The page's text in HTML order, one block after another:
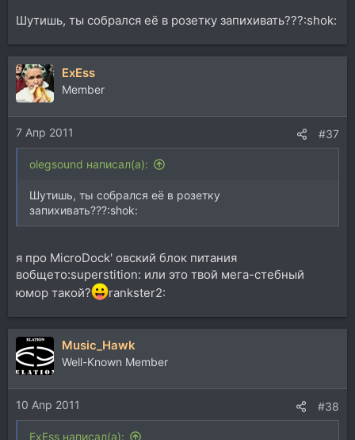
Шутишь, ты собрался её в розетку запихивать???:shok:
ExEss
Member
7 Апр 2011 #37
olegsound написал(а):
Шутишь, ты собрался её в розетку
запихивать???:shok:
я про MicroDock' овский блок питания
вобщето:superstition: или это твой мега-стебный
юмор такой?
rankster2:
Music_Hawk
Well-Known Member
10 Апр 2011 #38
ExEss написал(а):